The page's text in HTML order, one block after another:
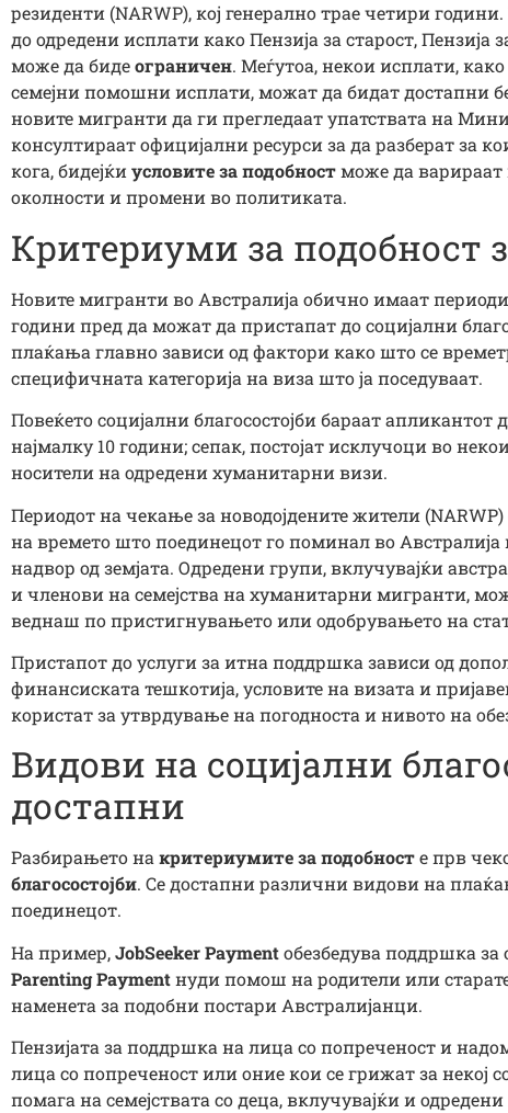
резиденти (NARWP), кој генерално трае четири
до одредени исплати како Пензија за старост,
може да бидеограничен. Меѓутоа, некои исплати,
семејни помошни исплати, можат да бидат достапни
новите мигранти да ги прегледаат упатствата на
консултираат официјални ресурси за да разберат за
кога, бидејќиусловите за подобностможе да варираат
околности и промени во политиката.
Критериуми за подобност
Новите мигранти во Австралија обично имаат
години пред да можат да пристапат до социјални
плаќања главно зависи од фактори како што се
специфичната категорија на виза што ја поседуваат.
Повеќето социјални благосостојби бараат апликантот
најмалку 10 години; сепак, постојат исклучоци во
носители на одредени хуманитарни визи.
Периодот на чекање за новодојдените жители
на времето што поединецот го поминал во
надвор од земјата. Одредени групи, вклучувајќи
и членови на семејства на хуманитарни мигранти,
веднаш по пристигнувањето или одобрувањето на
Пристапот до услуги за итна поддршка зависи од
финансиската тешкотија, условите на визата и
користат за утврдување на погодноста и нивото на
Видови на социјални
достапни
Разбирањето накритериумите за подобносте прв
благосостојби. Се достапни различни видови на
поединецот.
На пример,JobSeeker Paymentобезбедува поддршка
Parenting Paymentнуди помош на родители или
наменета за подобни постари Австралијанци.
Пензијата за поддршка на лица со попреченост и
лица со попреченост или оние кои се грижат за некој
помага на семејствата со деца, вклучувајќи и